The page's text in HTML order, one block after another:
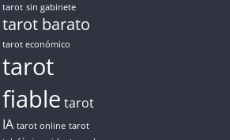
tarot sin gabinete
tarot barato
tarot económico
tarot
fiable tarot
IA tarot online tarot